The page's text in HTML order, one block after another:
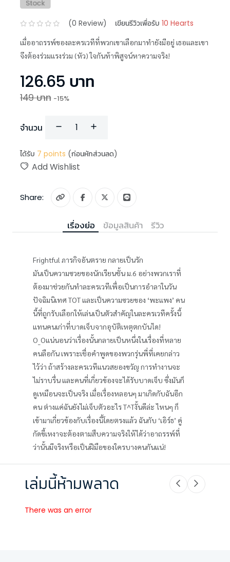
(0 Review) เขียนรีวิวเพื่อรับ 10 Hearts
เมื่ออาถรรพ์ของละครเวทีที่พวกเขาเลือกมาทำยังมีอยู่ เธอเเละเขา
จึงต้องร่วมเเรงร่วม (หัว) ใจกันท้าพิสูจน์หาความจริง!
126.65 บาท
149บาท -15%
จำนวน
ได้รับ 7 points (ก่อนหักส่วนลด)
Add Wishlist
Share:
เรื่องย่อ ข้อมูลสินค้า รีวิว
Frightful ภารกิจอันตราย กลายเป็นรัก
มันเป็นความซวยของนักเรียนชั้น ม.6 อย่างพวกเราที่
ต้องมาช่วยกันทำละครเวทีเพื่อเป็นการอำลาในวัน
ปัจฉิมนิเทศ TOT และเป็นความซวยของ ‘พะแพง’ คน
นี้ที่ถูกรับเลือกให้เล่นเป็นตัวสำคัญในละครเวทีครั้งนี้
แทนคนเก่าที่บาดเจ็บจากอุบัติเหตุตกบันได!
O_Oแน่นอนว่าเรื่องนั้นกลายเป็นหนึ่งในเรื่องที่หลาย
คนลือกัน เพราะเชื่อคำพูดของพวกรุ่นพี่ที่เคยกล่าว
ไว้ว่า ถ้าสร้างละครเวทีแนวสยองขวัญ การทำงานจะ
ไม่ราบรื่น และคนที่เกี่ยวข้องจะได้รับบาดเจ็บ ซึ่งมันก็
ดูเหมือนจะเป็นจริง เมื่อเรื่องหลอนๆ มาเกิดกับฉันอีก
คน ต่างแค่ฉันยังไม่เจ็บตัวอะไร T^Tงั้นดีล่ะ ไหนๆ ก็
เข้ามาเกี่ยวข้องกับเรื่องนี้โดยตรงแล้ว ฉันกับ ‘เอิร์ธ’ คู่
กัดขี้เหงาจะต้องตามสืบความจริงให้ได้ว่าอาถรรพ์ที่
ว่านั้นมีจริงหรือเป็นฝีมือของใครบางคนกันแน่!
เล่มนี้ห้ามพลาด
There was an error